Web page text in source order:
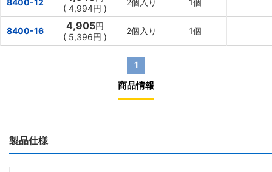
8400-12
( 4,994円 )
2個入り 1個
8400-16 4,905円
( 5,396円 )
2個入り 1個
1
商品情報
製品仕様